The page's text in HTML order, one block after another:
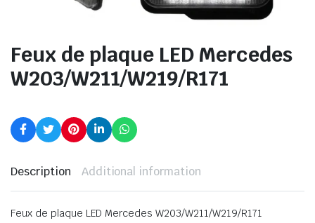
Feux de plaque LED Mercedes
W203/W211/W219/R171
Description Additional information
Feux de plaque LED Mercedes W203/W211/W219/R171